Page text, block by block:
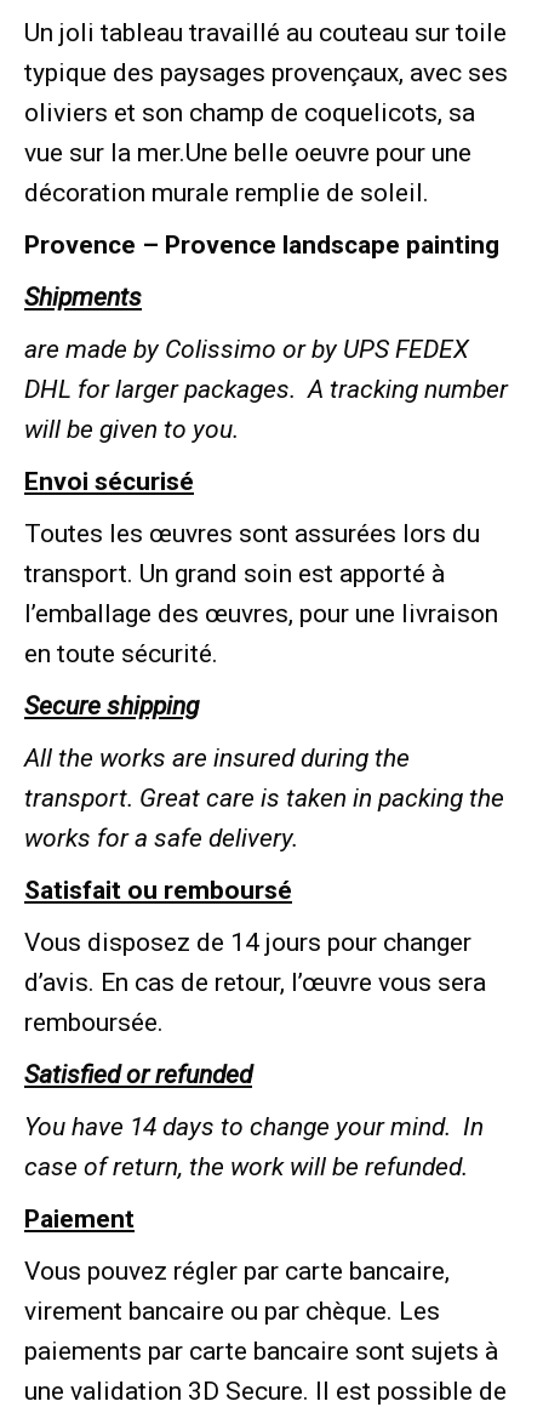
Un joli tableau travaillé au couteau sur toile
typique des paysages provençaux, avec ses
oliviers et son champ de coquelicots, sa
vue sur la mer.Une belle oeuvre pour une
décoration murale remplie de soleil.
Provence – Provence landscape painting
Shipments
are made by Colissimo or by UPS FEDEX
DHL for larger packages. A tracking number
will be given to you.
Envoi sécurisé
Toutes les œuvres sont assurées lors du
transport. Un grand soin est apporté à
l’emballage des œuvres, pour une livraison
en toute sécurité.
Secure shipping
All the works are insured during the
transport. Great care is taken in packing the
works for a safe delivery.
Satisfait ou remboursé
Vous disposez de 14 jours pour changer
d’avis. En cas de retour, l’œuvre vous sera
remboursée.
Satisfied or refunded
You have 14 days to change your mind. In
case of return, the work will be refunded.
Paiement
Vous pouvez régler par carte bancaire,
virement bancaire ou par chèque. Les
paiements par carte bancaire sont sujets à
une validation 3D Secure. Il est possible de